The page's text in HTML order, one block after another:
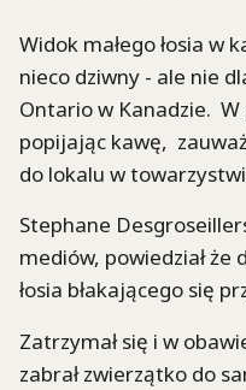
Widok małego łosia w
nieco dziwny - ale nie
Ontario w Kanadzie.
popijając kawę,
do lokalu w
Stephane
mediów, powiedział że
łosia błakającego się
Zatrzymał się i w
zabrał zwierzątko do